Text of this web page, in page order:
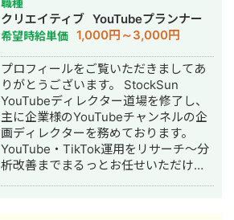
きます。 こんな方にご連絡ください 経
営課題はあるが、何から手をつければ
いいかわからない デザインと経営の相
談を別々にするのが面倒 地方在住で良
質な相談相手が見つからない コストを
抑えつつ、本質的な改善をしたい 正直
に、気を使わず話せる相手を探してい
る 対応可能なサービス一覧 Webサイト
制作：ホームページ制作、LP制作 経営
相談：課題可視化・図解・優先順位整
理・戦略立案サポート バナー制作：広
告バナー・SNS投稿画像・ヘッダー・
画編集・AI活用
クリエイティブ YouTubeプランナー
希望時給単価 1,000円～3,000円
プロフィールをご覧いただきましてあ
りがとうございます。 StockSun
YouTubeディレクター道場を修了し、
主に企業様のYouTubeチャンネルの企
画ディレクターを務めております。
YouTube・TikTok運用をリサーチ～分
析改善までまるっとお任せいただけま